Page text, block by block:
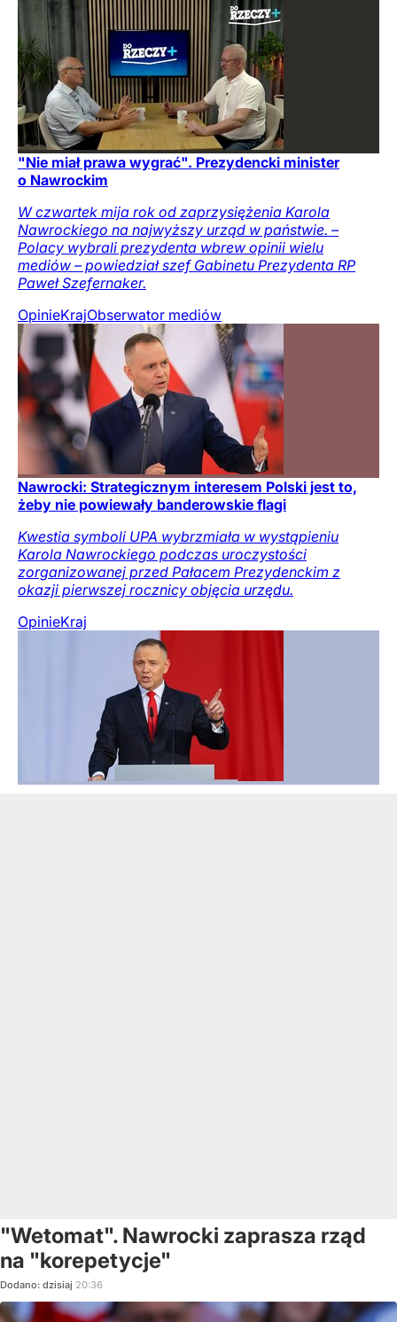
"Nie miał prawa wygrać". Prezydencki minister
o Nawrockim
W czwartek mija rok od zaprzysiężenia Karola
Nawrockiego na najwyższy urząd w państwie. –
Polacy wybrali prezydenta wbrew opinii wielu
mediów – powiedział szef Gabinetu Prezydenta RP
Paweł Szefernaker.
OpinieKrajObserwator mediów
Nawrocki: Strategicznym interesem Polski jest to,
żeby nie powiewały banderowskie flagi
Kwestia symboli UPA wybrzmiała w wystąpieniu
Karola Nawrockiego podczas uroczystości
zorganizowanej przed Pałacem Prezydenckim z
okazji pierwszej rocznicy objęcia urzędu.
OpinieKraj
"Wetomat". Nawrocki zaprasza rząd
na "korepetycje"
Dodano: dzisiaj 20:36